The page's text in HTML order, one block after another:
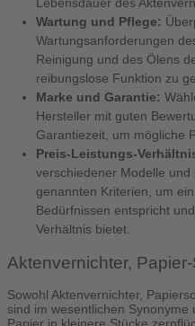
Wartung und Pflege:
Wartungsanforderungen
Reinigung und des Ölens
reibungslose Funktion zu
Marke und Garantie:
Hersteller mit guten
Garantiezeit, um mögliche
Preis-Leistungs-
verschiedener Modelle
genannten Kriterien, um
Bedürfnissen entspricht
Verhältnis bietet.
Aktenvernichter,
Sowohl Aktenvernichter,
sind im wesentlichen
Papier in kleinere Stücke